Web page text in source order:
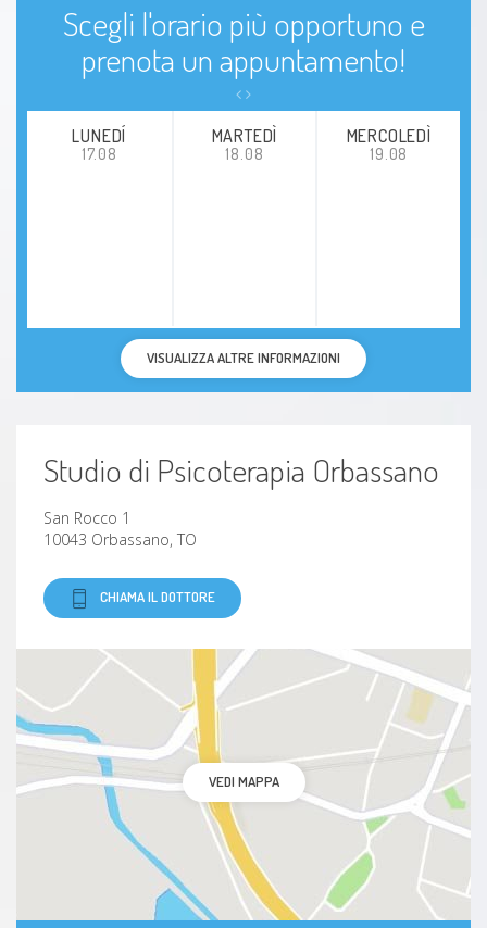
Scegli l'orario più opportuno e
prenota un appuntamento!
LUNEDÍ
17.08
MARTEDÌ
18.08
MERCOLEDÌ
19.08
VISUALIZZA ALTRE INFORMAZIONI
Studio di Psicoterapia Orbassano
San Rocco 1
10043 Orbassano, TO
CHIAMA IL DOTTORE
VEDI MAPPA